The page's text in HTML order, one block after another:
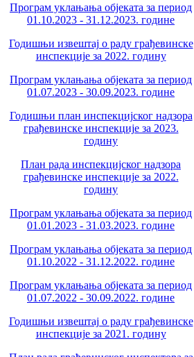
Програм уклањања објеката за период
01.10.2023 - 31.12.2023. године
Годишњи извештај о раду грађевинске
инспекције за 2022. годину
Програм уклањања објеката за период
01.07.2023 - 30.09.2023. године
Годишњи план инспекцијског надзора
грађевинске инспекције за 2023.
годину
План рада инспекцијског надзора
грађевинске инспекције за 2022.
годину
Програм уклањања објеката за период
01.01.2023 - 31.03.2023. године
Програм уклањања објеката за период
01.10.2022 - 31.12.2022. године
Програм уклањања објеката за период
01.07.2022 - 30.09.2022. године
Годишњи извештај о раду грађевинске
инспекције за 2021. годину